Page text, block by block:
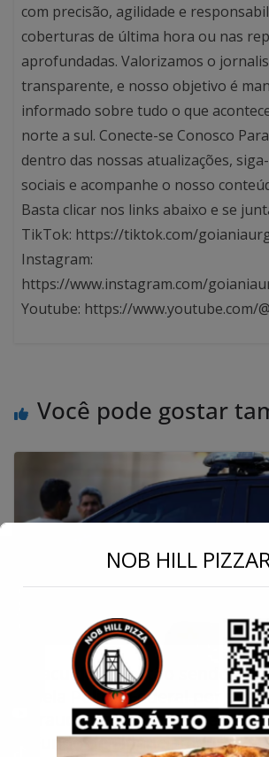
com precisão, agilidade e
coberturas de última hora ou nas
aprofundadas. Valorizamos o
transparente, e nosso objetivo é
informado sobre tudo o que
norte a sul. Conecte-se Conosco
dentro das nossas atualizações,
sociais e acompanhe o nosso
Basta clicar nos links abaixo e se
TikTok: https://tiktok.com/
Instagram:
https://www.instagram.com/
Youtube: https://www.youtube.com/
Você pode gostar
Faculdades estão sendo
pela Polícia Federal por
fraude na utilização de
Fundo de Financiamento
NOB HILL